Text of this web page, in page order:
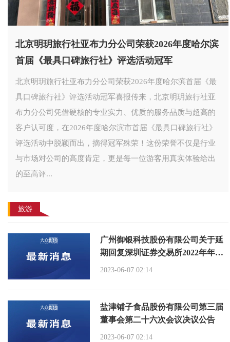
北京明玥旅行社亚布力分公司荣获2026年度哈尔滨
首届《最具口碑旅行社》评选活动冠军
北京明玥旅行社亚布力分公司荣获2026年度哈尔滨首届《最
具口碑旅行社》评选活动冠军喜报传来，北京明玥旅行社亚
布力分公司凭借硬核的专业实力、优质的服务品质与超高的
客户认可度，在2026年度哈尔滨市首届《最具口碑旅行社》
评选活动中脱颖而出，摘得冠军殊荣！这份荣誉不仅是行业
与市场对公司的高度肯定，更是每一位游客用真实体验给出
的至高评...
旅游
广州御银科技股份有限公司关于延
期回复深圳证券交易所2022年年报
问询函的公告
2023-06-07 02:14
盐津铺子食品股份有限公司第三届
董事会第二十六次会议决议公告
2023-06-07 02:14